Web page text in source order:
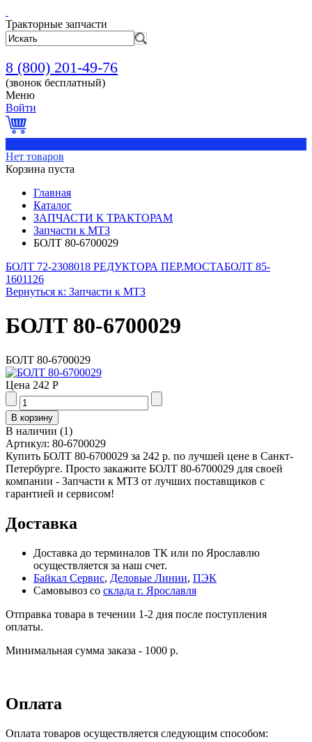
Тракторные запчасти
8 (800) 201-49-76
(звонок бесплатный)
Меню
Войти
Нет товаров
Корзина пуста
Главная
Каталог
ЗАПЧАСТИ К ТРАКТОРАМ
Запчасти к МТЗ
БОЛТ 80-6700029
БОЛТ 72-2308018 РЕДУКТОРА ПЕР.МОСТАБОЛТ 85-
1601126
Вернуться к: Запчасти к МТЗ
БОЛТ 80-6700029
БОЛТ 80-6700029
Цена 242 Р
В наличии (1)
Артикул: 80-6700029
Купить БОЛТ 80-6700029 за 242 р. по лучшей цене в Санкт-
Петербурге. Просто закажите БОЛТ 80-6700029 для своей
компании - Запчасти к МТЗ от лучших поставщиков с
гарантией и сервисом!
Доставка
Доставка до терминалов ТК или по Ярославлю
осуществляется за наш счет.
Байкал Сервис, Деловые Линии, ПЭК
Самовывоз со склада г. Ярославля
Отправка товара в течении 1-2 дня после поступления
оплаты.
Минимальная сумма заказа - 1000 р.
Оплата
Оплата товаров осуществляется следующим способом: